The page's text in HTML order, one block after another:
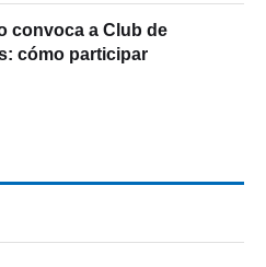
convoca a Club de
cómo participar